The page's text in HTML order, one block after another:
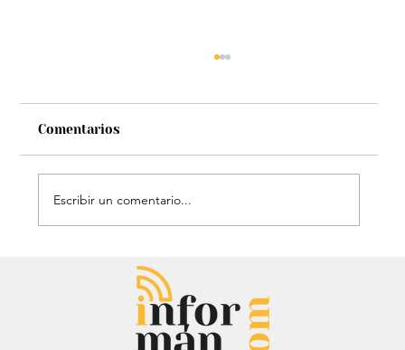
Mauricio Lizcano apuesta por la
ciencia: Anuncia a investigador del
Atlántico como fórmula
vicepresidencial
Comentarios
Escribir un comentario...